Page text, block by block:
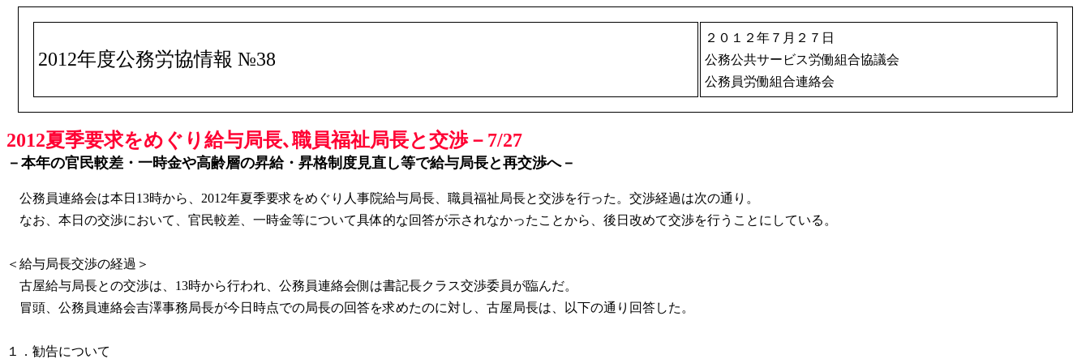
2012年度公務労協情報 №38
２０１２年７月２７日
公務公共サービス労働組合協議会
公務員労働組合連絡会
2012夏季要求をめぐり給与局長､職員福祉局長と交渉－7/27
－本年の官民較差・一時金や高齢層の昇給・昇格制度見直し等で給与局長と再交渉へ－
公務員連絡会は本日13時から、2012年夏季要求をめぐり人事院給与局長、職員福祉局長と交渉を行った。交渉経過は次の通り。
なお、本日の交渉において、官民較差、一時金等について具体的な回答が示されなかったことから、後日改めて交渉を行うことにしている。
＜給与局長交渉の経過＞
古屋給与局長との交渉は、13時から行われ、公務員連絡会側は書記長クラス交渉委員が臨んだ。
冒頭、公務員連絡会吉澤事務局長が今日時点での局長の回答を求めたのに対し、古屋局長は、以下の通り回答した。
１．勧告について